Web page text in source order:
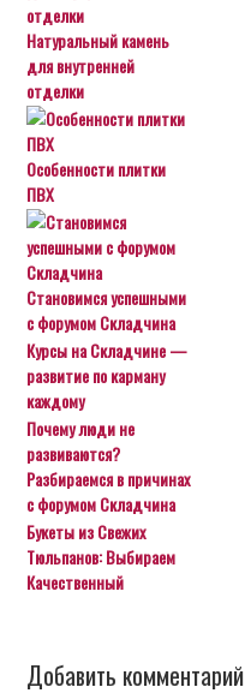
Натуральный камень
для внутренней
отделки
Особенности плитки
ПВХ
Становимся успешными
с форумом Складчина
Курсы на Складчине —
развитие по карману
каждому
Почему люди не
развиваются?
Разбираемся в причинах
с форумом Складчина
Букеты из Свежих
Тюльпанов: Выбираем
Качественный
Добавить комментарий